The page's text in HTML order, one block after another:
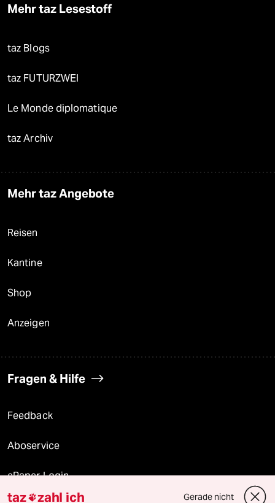
Mehr taz Lesestoff
taz Blogs
taz FUTURZWEI
Le Monde diplomatique
taz Archiv
Mehr taz Angebote
Reisen
Kantine
Shop
Anzeigen
Fragen & Hilfe
Feedback
Aboservice
ePaper Login
taz zahl ich Gerade nicht